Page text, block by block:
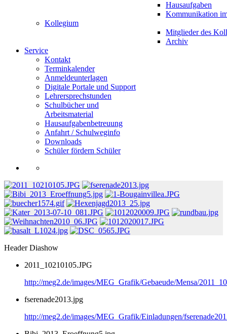
Hausaufgaben
Kommunikation
Kollegium
Mitglieder des
Archiv
Service
Kontakt
Terminkalender
Anmeldeunterlagen
Digitale Portale und Support
Lehrersprechstunden
Schulbücher und
Arbeitsmaterial
Hausaufgabenbetreuung
Anfahrt / Schulweginfo
Downloads
Schüler fördern Schüler
Header Diashow
2011_10210105.JPG
http://meg2.de/images/MEG_Grafik/Gebaeude/Mensa/
fserenade2013.jpg
http://meg2.de/images/MEG_Grafik/Einladungen/